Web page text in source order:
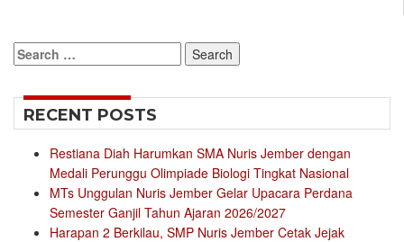
Search
for:
RECENT POSTS
Restiana Diah Harumkan SMA Nuris Jember dengan
Medali Perunggu Olimpiade Biologi Tingkat Nasional
MTs Unggulan Nuris Jember Gelar Upacara Perdana
Semester Ganjil Tahun Ajaran 2026/2027
Harapan 2 Berkilau, SMP Nuris Jember Cetak Jejak